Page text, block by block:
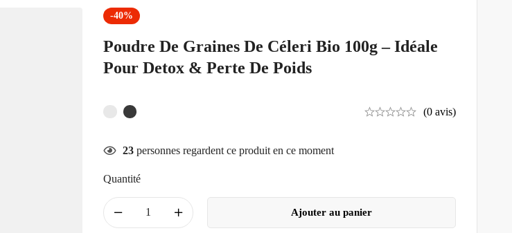
-40%
Poudre De Graines De Céleri Bio 100g – Idéale
Pour Detox & Perte De Poids
(0 avis)
23 personnes regardent ce produit en ce moment
Quantité
Ajouter au panier